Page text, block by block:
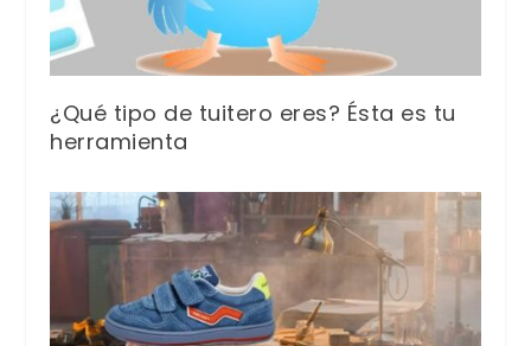
¿Qué tipo de tuitero eres? Ésta es tu
herramienta